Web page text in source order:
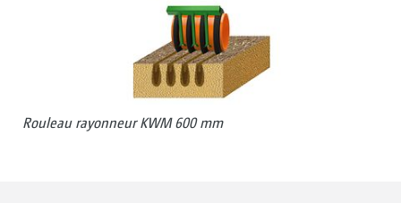
Rouleau rayonneur KWM 600 mm